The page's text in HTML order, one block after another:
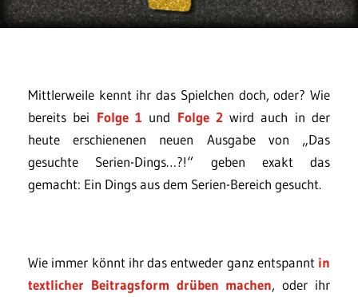
Mittlerweile kennt ihr das Spielchen doch, oder? Wie
bereits bei Folge 1 und Folge 2wird auch in der
heute erschienenen neuen Ausgabe von „Das
gesuchte Serien-Dings…?!“ geben exakt das
gemacht: Ein Dings aus dem Serien-Bereich gesucht.
Wie immer könnt ihr das entweder ganz entspannt in
textlicher Beitragsform drüben machen, oder ihr